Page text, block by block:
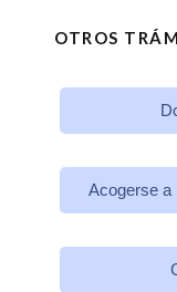
OTROS
Acogerse a